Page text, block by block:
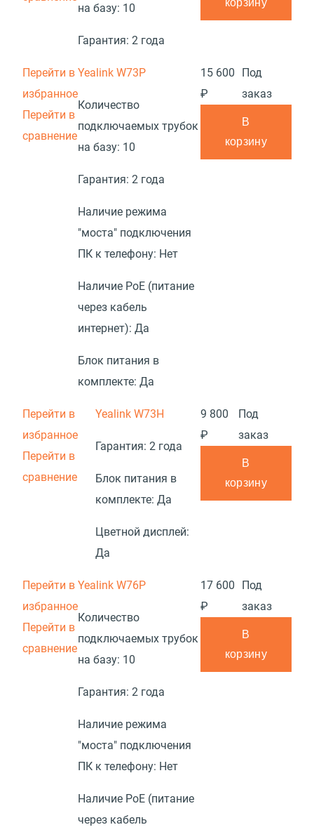
на базу: 10
Гарантия: 2 года
корзину
Перейти в
избранное
Перейти в
сравнение
Yealink W73P
Количество
подключаемых трубок
на базу: 10
Гарантия: 2 года
Наличие режима
"моста" подключения
ПК к телефону: Нет
Наличие PoE (питание
через кабель
интернет): Да
Блок питания в
комплекте: Да
15 600
₽
Под
заказ
В
корзину
Перейти в
избранное
Перейти в
сравнение
Yealink W73H
Гарантия: 2 года
Блок питания в
комплекте: Да
Цветной дисплей:
Да
9 800
₽
Под
заказ
В
корзину
Перейти в
избранное
Перейти в
сравнение
Yealink W76P
Количество
подключаемых трубок
на базу: 10
Гарантия: 2 года
Наличие режима
"моста" подключения
ПК к телефону: Нет
Наличие PoE (питание
через кабель
17 600
₽
Под
заказ
В
корзину